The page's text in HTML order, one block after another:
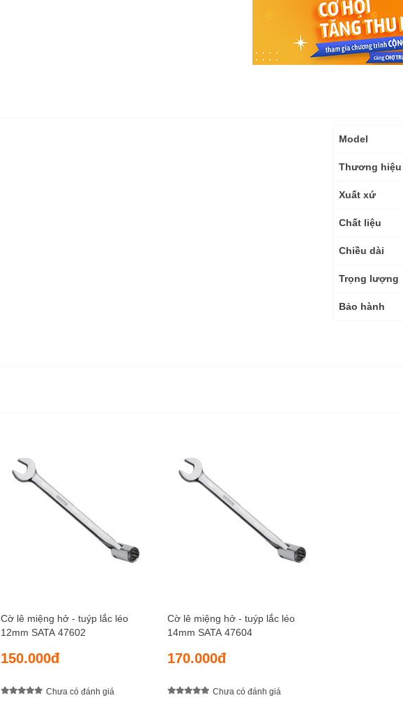
Thông
kỹ
Model
Thương hiệu
Xuất xứ
Chất liệu
Chiều dài
Trọng lượng
Bảo hành
Cờ lê miệng hở - tuýp lắc léo
12mm SATA 47602
150.000đ
Chưa có đánh giá
Cờ lê miệng hở - tuýp lắc léo
14mm SATA 47604
170.000đ
Chưa có đánh giá